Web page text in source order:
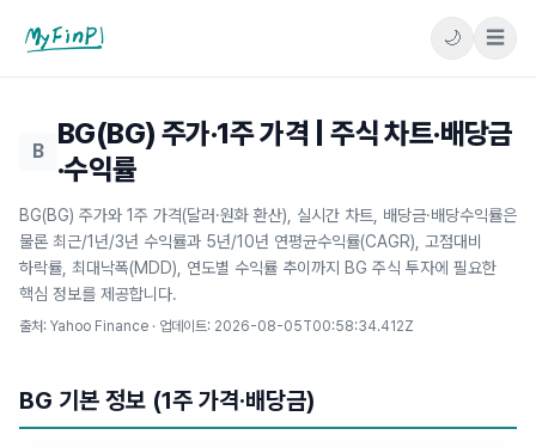
마이핀플
🌙 ☰
B
BG(BG) 주가·1주 가격 | 주식 차트·배당금
·수익률
BG(BG) 주가와 1주 가격(달러·원화 환산), 실시간 차트, 배당금·배당수익률은
물론 최근/1년/3년 수익률과 5년/10년 연평균수익률(CAGR), 고점대비
하락률, 최대낙폭(MDD), 연도별 수익률 추이까지 BG 주식 투자에 필요한
핵심 정보를 제공합니다.
출처: Yahoo Finance · 업데이트: 2026-08-05T00:58:34.412Z
BG 기본 정보 (1주 가격·배당금)